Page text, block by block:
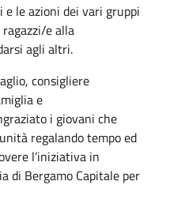
le azioni dei vari gruppi
e alla
agli altri.
consigliere
e
i giovani che
regalando tempo ed
l’iniziativa in
di Bergamo Capitale per